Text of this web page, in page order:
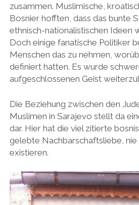
zusammen. Muslimische,
Bosnier hofften, dass das bunte
ethnisch-nationalistischen Ideen
Doch einige fanatische Politiker
Menschen das zu nehmen,
definiert hatten. Es wurde
aufgeschlossenen Geist
Die Beziehung zwischen den
Muslimen in Sarajevo stellt da
dar. Hier hat die viel zitierte
gelebte Nachbarschaftsliebe,
existieren.